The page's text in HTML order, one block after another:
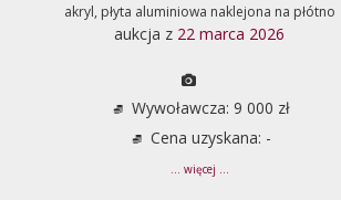
akryl, płyta aluminiowa naklejona na płótno
aukcja z 22 marca 2026
Wywoławcza: 9 000 zł
Cena uzyskana: -
... więcej ...